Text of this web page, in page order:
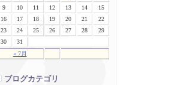
« 7月
9
10 11 12 13 14
15
16
17 18 19 20 21
22
23
24 25 26 27 28
29
30
31
ブログカテゴリ